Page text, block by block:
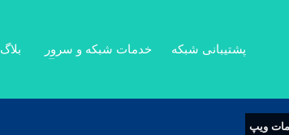
پشتیبانی شبکه خدمات شبکه و سرور بلاگ
ویپ